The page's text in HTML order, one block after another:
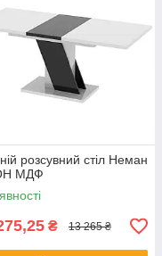
розсувний стіл Неман
МДФ
₴ 13 265 ₴